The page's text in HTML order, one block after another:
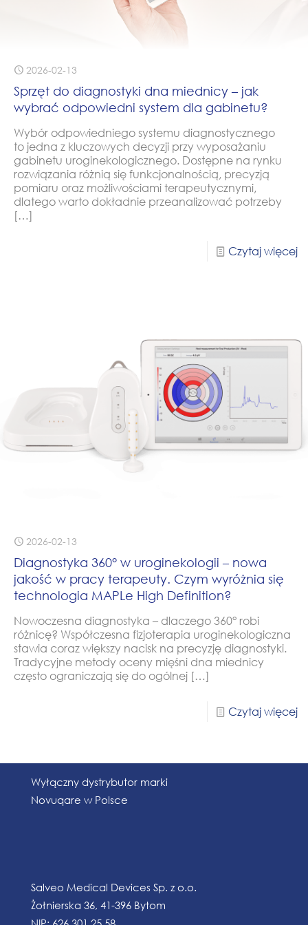
2026-02-13
Sprzęt do diagnostyki dna miednicy – jak
wybrać odpowiedni system dla gabinetu?
Wybór odpowiedniego systemu diagnostycznego
to jedna z kluczowych decyzji przy wyposażaniu
gabinetu uroginekologicznego. Dostępne na rynku
rozwiązania różnią się funkcjonalnością, precyzją
pomiaru oraz możliwościami terapeutycznymi,
dlatego warto dokładnie przeanalizować potrzeby
[…]
Czytaj więcej
2026-02-13
Diagnostyka 360° w uroginekologii – nowa
jakość w pracy terapeuty. Czym wyróżnia się
technologia MAPLe High Definition?
Nowoczesna diagnostyka – dlaczego 360° robi
różnicę? Współczesna fizjoterapia uroginekologiczna
stawia coraz większy nacisk na precyzję diagnostyki.
Tradycyjne metody oceny mięśni dna miednicy
często ograniczają się do ogólnej […]
Czytaj więcej
Wyłączny dystrybutor marki
Novuqare w Polsce
Salveo Medical Devices Sp. z o.o.
Żołnierska 36, 41-396 Bytom